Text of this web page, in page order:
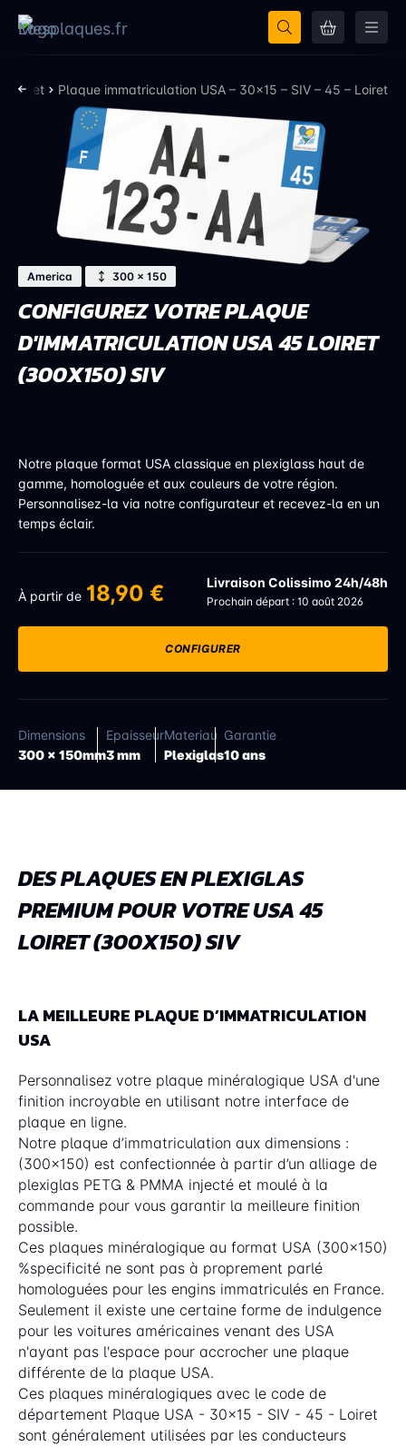
Loiret Plaque immatriculation USA – 30×15 – SIV – 45 – Loiret
America 300 × 150
CONFIGUREZ VOTRE PLAQUE
D'IMMATRICULATION USA 45 LOIRET
(300X150) SIV
Notre plaque format USA classique en plexiglass haut de
gamme, homologuée et aux couleurs de votre région.
Personnalisez-la via notre configurateur et recevez-la en un
temps éclair.
À partir de 18,90 € Livraison Colissimo 24h/48h
Prochain départ : 10 août 2026
CONFIGURER
Dimensions
300 x 150mm
Epaisseur
3 mm
Materiau
Plexiglas
Garantie
10 ans
DES PLAQUES EN PLEXIGLAS
PREMIUM POUR VOTRE USA 45
LOIRET (300X150) SIV
LA MEILLEURE PLAQUE D’IMMATRICULATION
USA
Personnalisez votre plaque minéralogique USA d'une
finition incroyable en utilisant notre interface de
plaque en ligne.
Notre plaque d’immatriculation aux dimensions :
(300x150) est confectionnée à partir d’un alliage de
plexiglas PETG & PMMA injecté et moulé à la
commande pour vous garantir la meilleure finition
possible.
Ces plaques minéralogique au format USA (300x150)
%specificité ne sont pas à proprement parlé
homologuées pour les engins immatriculés en France.
Seulement il existe une certaine forme de indulgence
pour les voitures américaines venant des USA
n'ayant pas l'espace pour accrocher une plaque
différente de la plaque USA.
Ces plaques minéralogiques avec le code de
département Plaque USA - 30x15 - SIV - 45 - Loiret
sont généralement utilisées par les conducteurs